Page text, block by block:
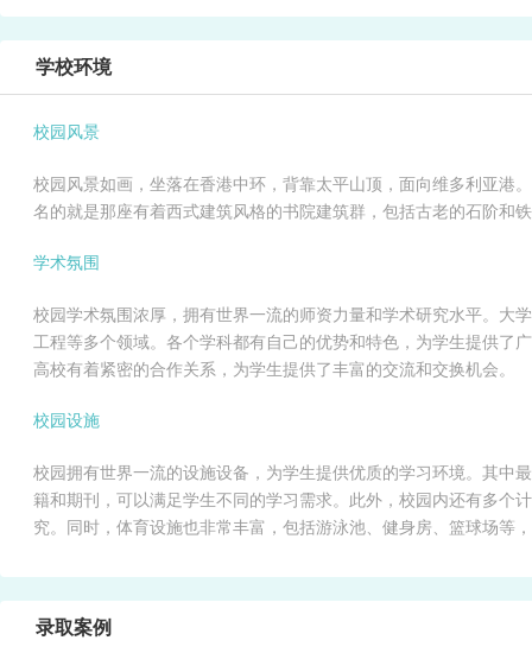
学校环境
校园风景
校园风景如画，坐落在香港中环，背靠太平山顶，面向维多利亚港
名的就是那座有着西式建筑风格的书院建筑群，包括古老的石阶和
学术氛围
校园学术氛围浓厚，拥有世界一流的师资力量和学术研究水平。大
工程等多个领域。各个学科都有自己的优势和特色，为学生提供了
高校有着紧密的合作关系，为学生提供了丰富的交流和交换机会。
校园设施
校园拥有世界一流的设施设备，为学生提供优质的学习环境。其中
籍和期刊，可以满足学生不同的学习需求。此外，校园内还有多个
究。同时，体育设施也非常丰富，包括游泳池、健身房、篮球场等
录取案例